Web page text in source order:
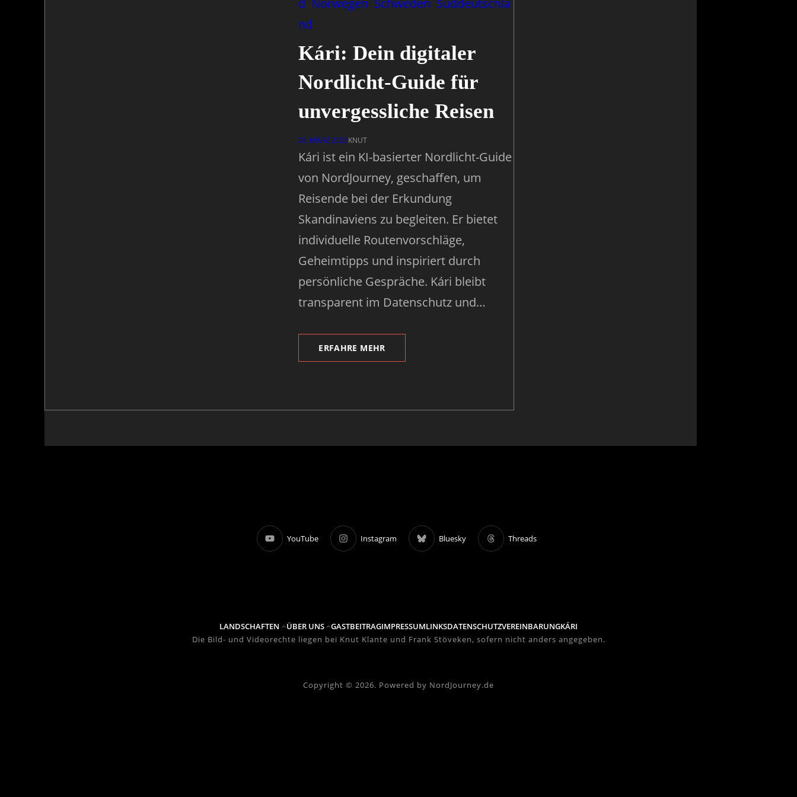
nd
Kári: Dein digitaler
Nordlicht-Guide für
unvergessliche Reisen
26. MÄRZ 2025KNUT
Kári ist ein KI-basierter Nordlicht-Guide
von NordJourney, geschaffen, um
Reisende bei der Erkundung
Skandinaviens zu begleiten. Er bietet
individuelle Routenvorschläge,
Geheimtipps und inspiriert durch
persönliche Gespräche. Kári bleibt
transparent im Datenschutz und…
ERFAHRE MEHR
YouTube Instagram Bluesky Threads
LANDSCHAFTEN ÜBER UNS GASTBEITRAGIMPRESSUMLINKSDATENSCHUTZVEREINBARUNGKÁRI
Die Bild- und Videorechte liegen bei Knut Klante und Frank Stöveken, sofern nicht anders angegeben.
Copyright © 2026. Powered by NordJourney.de